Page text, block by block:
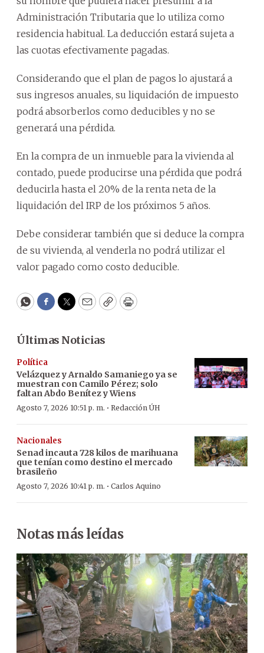
Administración Tributaria que lo utiliza como
residencia habitual. La deducción estará sujeta a
las cuotas efectivamente pagadas.
Considerando que el plan de pagos lo ajustará a
sus ingresos anuales, su liquidación de impuesto
podrá absorberlos como deducibles y no se
generará una pérdida.
En la compra de un inmueble para la vivienda al
contado, puede producirse una pérdida que podrá
deducirla hasta el 20% de la renta neta de la
liquidación del IRP de los próximos 5 años.
Debe considerar también que si deduce la compra
de su vivienda, al venderla no podrá utilizar el
valor pagado como costo deducible.
WhatsApp
Facebook
Twitter
EmailCopyPrint
Últimas Noticias
Política
Velázquez y Arnaldo Samaniego ya se
muestran con Camilo Pérez; solo
faltan Abdo Benítez y Wiens
Agosto 7, 2026 10:51 p. m. · Redacción ÚH
Nacionales
Senad incauta 728 kilos de marihuana
que tenían como destino el mercado
brasileño
Agosto 7, 2026 10:41 p. m. · Carlos Aquino
Notas más leídas